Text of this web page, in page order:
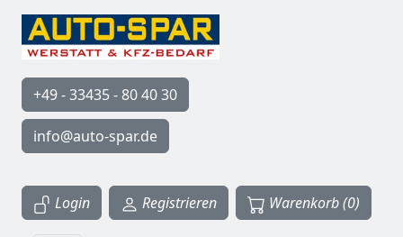
+49 - 33435 - 80 40 30
info@auto-spar.de
Login Registrieren Warenkorb (0)